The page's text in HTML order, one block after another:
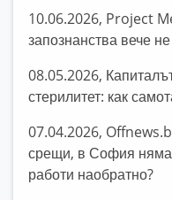
10.06.2026, Project
запознанства вече
08.05.2026,
стерилитет: как
07.04.2026,
срещи, в София няма
работи наобратно?